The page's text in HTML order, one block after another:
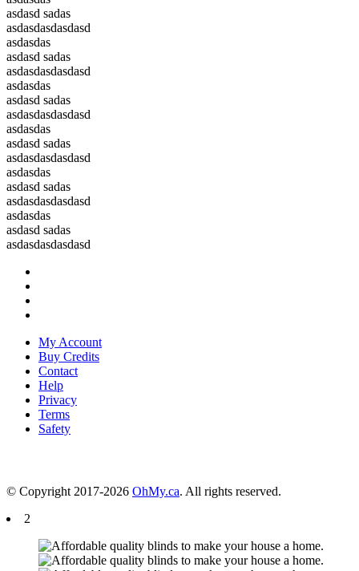
asdasd sadas
asdasdasdasdasd
asdasdas
asdasd sadas
asdasdasdasdasd
asdasdas
asdasd sadas
asdasdasdasdasd
asdasdas
asdasd sadas
asdasdasdasdasd
asdasdas
asdasd sadas
asdasdasdasdasd
asdasdas
asdasd sadas
asdasdasdasdasd
My Account
Buy Credits
Contact
Help
Privacy
Terms
Safety
© Copyright 2017-2026 OhMy.ca. All rights reserved.
2